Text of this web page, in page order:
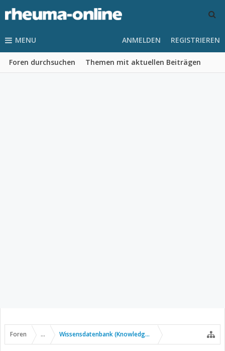
MENU
Foren durchsuchen Themen mit aktuellen Beiträgen
ANMELDEN REGISTRIEREN
Foren ... Wissensdatenbank (Knowledge Base)